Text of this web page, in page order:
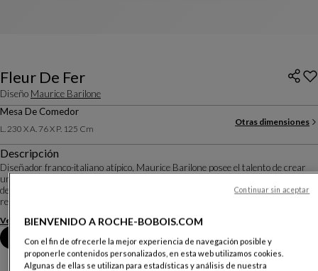
Fleur De Fer
Diseño Maurice Barilone
Mesa De Comedor
L. 230 X A. 76 X P. 125 Cm
Otras dimensiones
Descripción
Diseñador franco-italiano atípico, Maurice Barilone posee el talento de crear
unos muebles esculturas que ponen en valor las materias. La colección Fleur
de fer es un ejemplo perfecto de su trabajo: fruto del estiramiento después de
recorte con sople...
Ver más Descargar la ficha técnica
Reserva una cita en tienda
BIENVENIDO A ROCHE-BOBOIS.COM
Con el fin de ofrecerle la mejor experiencia de navegación posible y
proponerle contenidos personalizados, en esta web utilizamos cookies.
Algunas de ellas se utilizan para estadísticas y análisis de nuestra
Continuar sin aceptar